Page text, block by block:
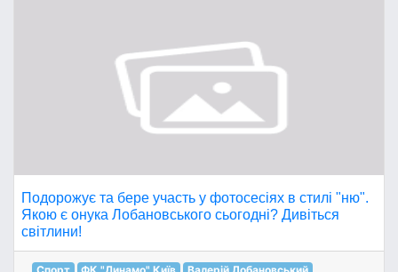
Подорожує та бере участь у фотосесіях в стилі "ню".
Якою є онука Лобановського сьогодні? Дивіться
світлини!